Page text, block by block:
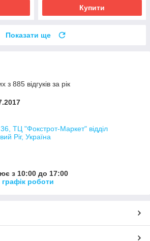
Купити
Показати ще
з 885 відгуків за рік
ТЦ "Фокстрот-Маркет" відділ
Ріг, Україна
з 10:00 до 17:00
роботи